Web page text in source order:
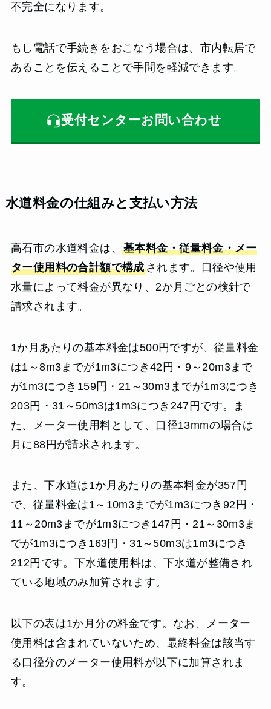
不完全になります。
もし電話で手続きをおこなう場合は、市内転居で
あることを伝えることで手間を軽減できます。
受付センターお問い合わせ
水道料金の仕組みと支払い方法
高石市の水道料金は、 基本料金・従量料金・メー
ター使用料の合計額で構成されます。口径や使用
水量によって料金が異なり、2か月ごとの検針で
請求されます。
1か月あたりの基本料金は500円ですが、従量料金
は1～8m3までが1m3につき42円・9～20m3まで
が1m3につき159円・21～30m3までが1m3につき
203円・31～50m3は1m3につき247円です。ま
た、メーター使用料として、口径13mmの場合は
月に88円が請求されます。
また、下水道は1か月あたりの基本料金が357円
で、従量料金は1～10m3までが1m3につき92円・
11～20m3までが1m3につき147円・21～30m3ま
でが1m3につき163円・31～50m3は1m3につき
212円です。下水道使用料は、下水道が整備され
ている地域のみ加算されます。
以下の表は1か月分の料金です。なお、メーター
使用料は含まれていないため、最終料金は該当す
る口径分のメーター使用料が以下に加算されま
す。